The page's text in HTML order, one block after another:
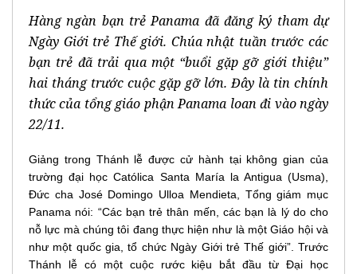
Hàng ngàn bạn trẻ Panama đã đăng ký tham dự
Ngày Giới trẻ Thế giới. Chúa nhật tuần trước các
bạn trẻ đã trải qua một “buổi gặp gỡ giới thiệu”
hai tháng trước cuộc gặp gỡ lớn. Đây là tin chính
thức của tổng giáo phận Panama loan đi vào ngày
22/11.
Giảng trong Thánh lễ được cử hành tại không gian của
trường đại học Católica Santa María la Antigua (Usma),
Đức cha José Domingo Ulloa Mendieta, Tổng giám mục
Panama nói: “Các bạn trẻ thân mến, các bạn là lý do cho
nỗ lực mà chúng tôi đang thực hiện như là một Giáo hội và
như một quốc gia, tổ chức Ngày Giới trẻ Thế giới”. Trước
Thánh lễ có một cuộc rước kiệu bắt đầu từ Đại học